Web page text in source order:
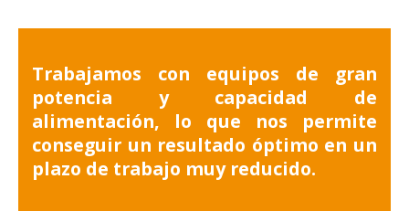
Trabajamos con equipos de gran
potencia y capacidad de
alimentación, lo que nos permite
conseguir un resultado óptimo en un
plazo de trabajo muy reducido.